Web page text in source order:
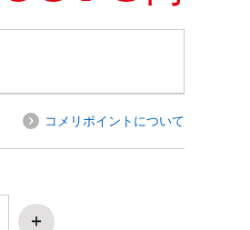
コメリポイントについて